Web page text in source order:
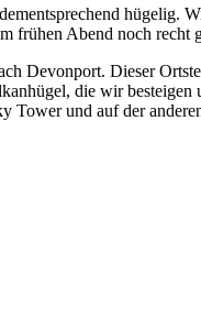
hügelig.
frühen Abend noch recht
Devonport. Dieser
die wir
Tower und auf der